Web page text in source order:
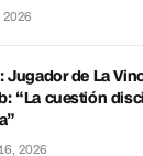
2026
Jugador de La
“La cuestión
2026